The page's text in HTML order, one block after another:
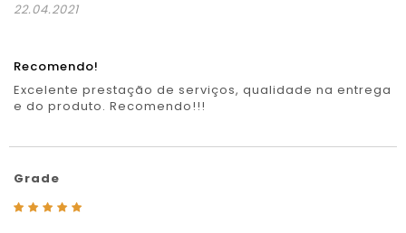
22.04.2021
Recomendo!
Excelente prestação de serviços, qualidade na entrega
e do produto. Recomendo!!!
Grade